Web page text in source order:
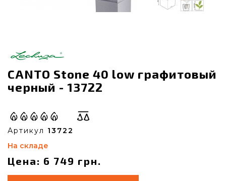
CANTO Stone 40 low графитовый
черный - 13722
Артикул 13722
На складе
Цена: 6 749 грн.